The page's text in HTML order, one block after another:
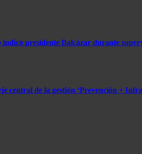
presidente Balcázar durante
central de la gestión ‘Prevención +